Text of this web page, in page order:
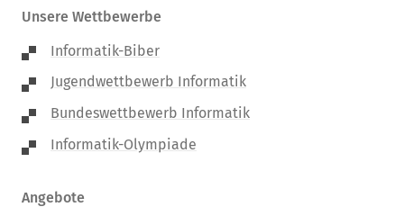
Unsere Wettbewerbe
Informatik-Biber
Jugendwettbewerb Informatik
Bundeswettbewerb Informatik
Informatik-Olympiade
Angebote